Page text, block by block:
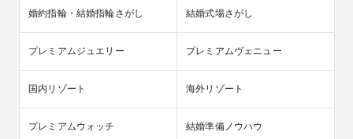
婚約指輪・結婚指輪さがし 結婚式場さがし
プレミアムジュエリー プレミアムヴェニュー
国内リゾート 海外リゾート
プレミアムウォッチ 結婚準備ノウハウ